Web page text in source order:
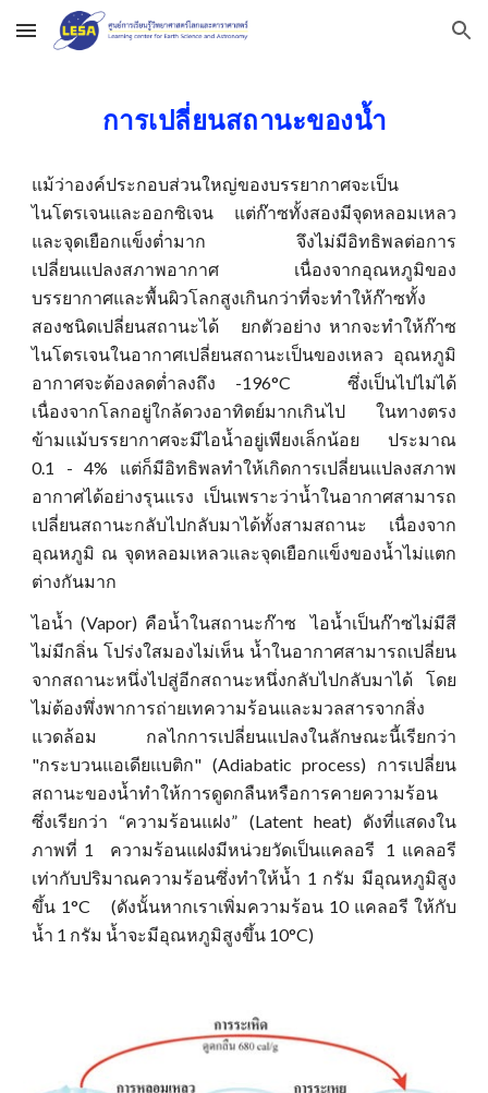
Skip to main content Skip to navigation
การเปลี่ยนสถานะของน้ำ
แม้ว่าองค์ประกอบส่วนใหญ่ของบรรยากาศจะเป็น
ไนโตรเจนและออกซิเจน แต่ก๊าซทั้งสองมีจุดหลอมเหลว
และจุดเยือกแข็งต่ำมาก จึงไม่มีอิทธิพลต่อการ
เปลี่ยนแปลงสภาพอากาศ เนื่องจากอุณหภูมิของ
บรรยากาศและพื้นผิวโลกสูงเกินกว่าที่จะทำให้ก๊าซทั้ง
สองชนิดเปลี่ยนสถานะได้ ยกตัวอย่าง หากจะทำให้ก๊าซ
ไนโตรเจนในอากาศเปลี่ยนสถานะเป็นของเหลว อุณหภูมิ
อากาศจะต้องลดต่ำลงถึง -196°C ซึ่งเป็นไปไม่ได้
เนื่องจากโลกอยู่ใกล้ดวงอาทิตย์มากเกินไป ในทางตรง
ข้ามแม้บรรยากาศจะมีไอน้ำอยู่เพียงเล็กน้อย ประมาณ
0.1 - 4% แต่ก็มีอิทธิพลทำให้เกิดการเปลี่ยนแปลงสภาพ
อากาศได้อย่างรุนแรง เป็นเพราะว่าน้ำในอากาศสามารถ
เปลี่ยนสถานะกลับไปกลับมาได้ทั้งสามสถานะ เนื่องจาก
อุณหภูมิ ณ จุดหลอมเหลวและจุดเยือกแข็งของน้ำไม่แตก
ต่างกันมาก
ไอน้ำ (Vapor) คือน้ำในสถานะก๊าซ ไอน้ำเป็นก๊าซไม่มีสี
ไม่มีกลิ่น โปร่งใสมองไม่เห็น น้ำในอากาศสามารถเปลี่ยน
จากสถานะหนึ่งไปสู่อีกสถานะหนึ่งกลับไปกลับมาได้ โดย
ไม่ต้องพึ่งพาการถ่ายเทความร้อนและมวลสารจากสิ่ง
แวดล้อม กลไกการเปลี่ยนแปลงในลักษณะนี้เรียกว่า
"กระบวนแอเดียแบติก" (Adiabatic process) การเปลี่ยน
สถานะของน้ำทำให้การดูดกลืนหรือการคายความร้อน
ซึ่งเรียกว่า “ความร้อนแฝง” (Latent heat) ดังที่แสดงใน
ภาพที่ 1 ความร้อนแฝงมีหน่วยวัดเป็นแคลอรี 1 แคลอรี
เท่ากับปริมาณความร้อนซึ่งทำให้น้ำ 1 กรัม มีอุณหภูมิสูง
ขึ้น 1°C (ดังนั้นหากเราเพิ่มความร้อน 10 แคลอรี ให้กับ
น้ำ 1 กรัม น้ำจะมีอุณหภูมิสูงขึ้น 10°C)